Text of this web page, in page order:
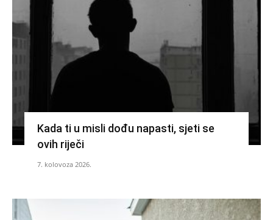
Kada ti u misli dođu napasti, sjeti se
ovih riječi
7. kolovoza 2026.